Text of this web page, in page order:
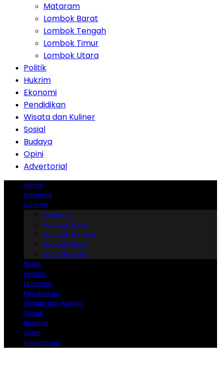
Mataram
Lombok Barat
Lombok Tengah
Lombok Timur
Lombok Utara
Politik
Hukrim
Ekonomi
Pendidikan
Wisata dan Kuliner
Sosial
Budaya
Opini
Advertorial
Home
Nasional
Daerah
Mataram
Lombok Barat
Lombok Tengah
Lombok Timur
Lombok Utara
Politik
Hukrim
Ekonomi
Pendidikan
Wisata dan Kuliner
Sosial
Budaya
Opini
Advertorial